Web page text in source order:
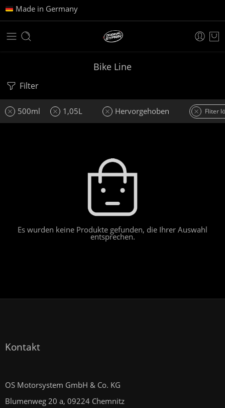
Made in Germany
Bike Line
Filter
500ml 1,05L Hervorgehoben Fliter
Es wurden keine Produkte gefunden, die Ihrer Auswahl
entsprechen.
Kontakt
OS Motorsystem GmbH & Co. KG
Blumenweg 20 a, 09224 Chemnitz